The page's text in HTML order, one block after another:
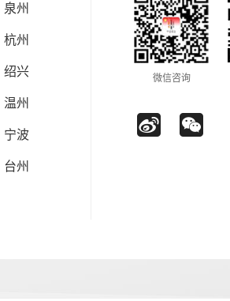
泉州
杭州
绍兴
温州
宁波
台州
微信咨询